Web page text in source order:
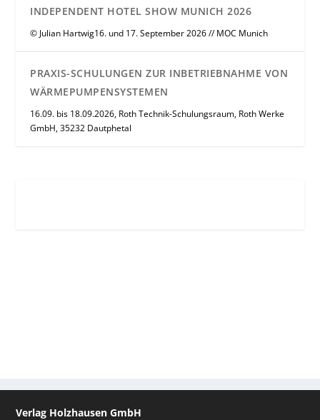
INDEPENDENT HOTEL SHOW MUNICH 2026
© Julian Hartwig16. und 17. September 2026 // MOC Munich
PRAXIS-SCHULUNGEN ZUR INBETRIEBNAHME VON
WÄRMEPUMPENSYSTEMEN
16.09. bis 18.09.2026, Roth Technik-Schulungsraum, Roth Werke
GmbH, 35232 Dautphetal
Verlag Holzhausen GmbH